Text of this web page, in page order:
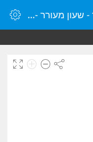
קבע השכמה 06:10 בבוקר - שעון מעורר - שעון מעורר מקוון - שעון מעורר במחשב